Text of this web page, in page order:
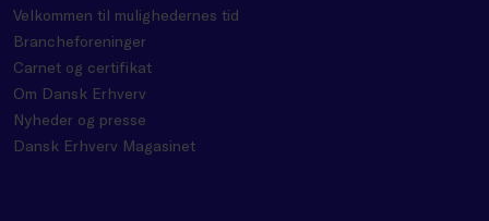
Velkommen til mulighedernes tid
Brancheforeninger
Carnet og certifikat
Om Dansk Erhverv
Nyheder og presse
Dansk Erhverv Magasinet